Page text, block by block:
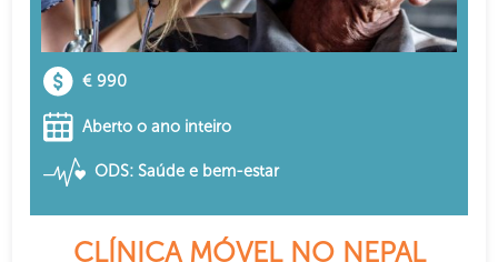
€ 990
Aberto o ano inteiro
ODS: Saúde e bem-estar
CLÍNICA MÓVEL NO NEPAL